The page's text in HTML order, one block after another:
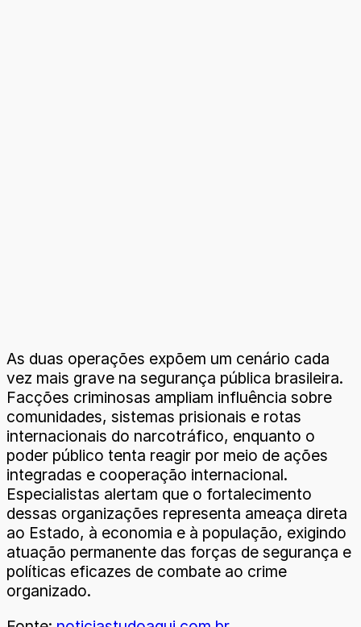
As duas operações expõem um cenário cada
vez mais grave na segurança pública brasileira.
Facções criminosas ampliam influência sobre
comunidades, sistemas prisionais e rotas
internacionais do narcotráfico, enquanto o
poder público tenta reagir por meio de ações
integradas e cooperação internacional.
Especialistas alertam que o fortalecimento
dessas organizações representa ameaça direta
ao Estado, à economia e à população, exigindo
atuação permanente das forças de segurança e
políticas eficazes de combate ao crime
organizado.